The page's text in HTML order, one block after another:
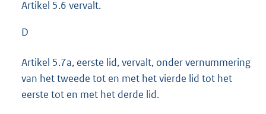
Artikel 5.6 vervalt.
D
Artikel 5.7a, eerste lid, vervalt, onder vernummering
van het tweede tot en met het vierde lid tot het
eerste tot en met het derde lid.